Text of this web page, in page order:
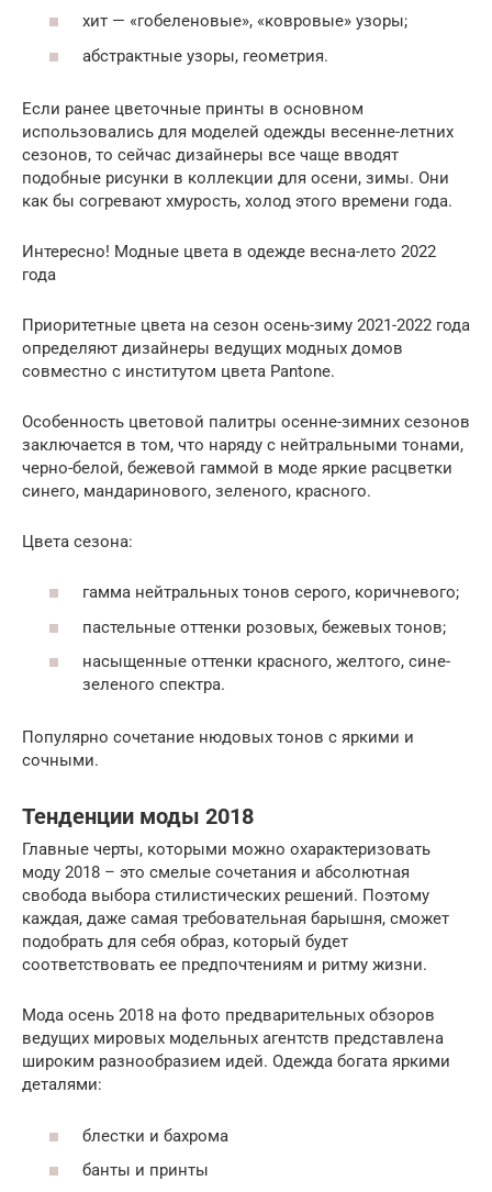
хит — «гобеленовые», «ковровые» узоры;
абстрактные узоры, геометрия.
Если ранее цветочные принты в основном
использовались для моделей одежды весенне-летних
сезонов, то сейчас дизайнеры все чаще вводят
подобные рисунки в коллекции для осени, зимы. Они
как бы согревают хмурость, холод этого времени года.
Интересно! Модные цвета в одежде весна-лето 2022
года
Приоритетные цвета на сезон осень-зиму 2021-2022 года
определяют дизайнеры ведущих модных домов
совместно с институтом цвета Pantone.
Особенность цветовой палитры осенне-зимних сезонов
заключается в том, что наряду с нейтральными тонами,
черно-белой, бежевой гаммой в моде яркие расцветки
синего, мандаринового, зеленого, красного.
Цвета сезона:
гамма нейтральных тонов серого, коричневого;
пастельные оттенки розовых, бежевых тонов;
насыщенные оттенки красного, желтого, сине-
зеленого спектра.
Популярно сочетание нюдовых тонов с яркими и
сочными.
Тенденции моды 2018
Главные черты, которыми можно охарактеризовать
моду 2018 – это смелые сочетания и абсолютная
свобода выбора стилистических решений. Поэтому
каждая, даже самая требовательная барышня, сможет
подобрать для себя образ, который будет
соответствовать ее предпочтениям и ритму жизни.
Мода осень 2018 на фото предварительных обзоров
ведущих мировых модельных агентств представлена
широким разнообразием идей. Одежда богата яркими
деталями:
блестки и бахрома
банты и принты